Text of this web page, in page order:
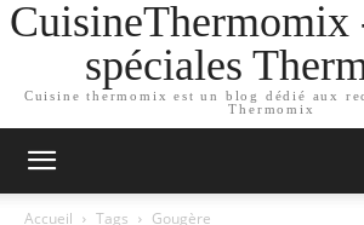
CuisineThermomix
spéciales
Cuisine thermomix est un blog dédié aux
Thermomix
Accueil Tags Gougère